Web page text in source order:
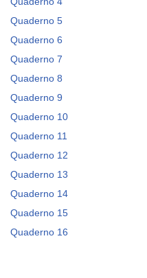
Quaderno 5
Quaderno 6
Quaderno 7
Quaderno 8
Quaderno 9
Quaderno 10
Quaderno 11
Quaderno 12
Quaderno 13
Quaderno 14
Quaderno 15
Quaderno 16